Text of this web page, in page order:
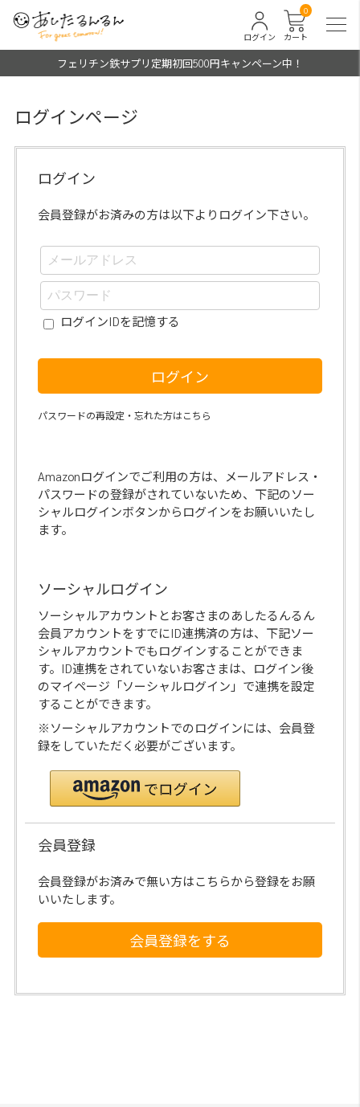
カート
0
ログイン
フェリチン鉄サプリ定期初回500円キャンペーン中！
ログインページ
ログイン
会員登録がお済みの方は以下よりログイン下さい。
ログインIDを記憶する
ログイン
パスワードの再設定・忘れた方はこちら
Amazonログインでご利用の方は、メールアドレス・
パスワードの登録がされていないため、下記のソー
シャルログインボタンからログインをお願いいたし
ます。
ソーシャルログイン
ソーシャルアカウントとお客さまのあしたるんるん
会員アカウントをすでにID連携済の方は、下記ソー
シャルアカウントでもログインすることができま
す。ID連携をされていないお客さまは、ログイン後
のマイページ「ソーシャルログイン」で連携を設定
することができます。
※ソーシャルアカウントでのログインには、会員登
録をしていただく必要がございます。
会員登録
会員登録がお済みで無い方はこちらから登録をお願
いいたします。
会員登録をする